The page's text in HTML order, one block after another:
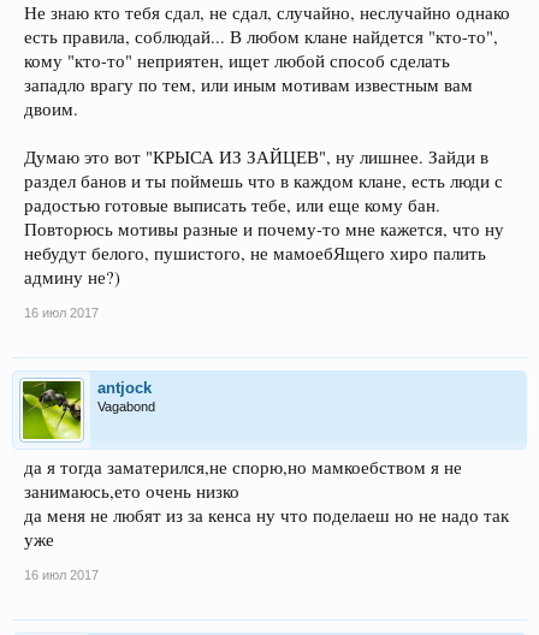
Не знаю кто тебя сдал, не сдал, случайно, неслучайно однако
есть правила, соблюдай... В любом клане найдется "кто-то",
кому "кто-то" неприятен, ищет любой способ сделать
западло врагу по тем, или иным мотивам известным вам
двоим.
Думаю это вот "КРЫСА ИЗ ЗАЙЦЕВ", ну лишнее. Зайди в
раздел банов и ты поймешь что в каждом клане, есть люди с
радостью готовые выписать тебе, или еще кому бан.
Повторюсь мотивы разные и почему-то мне кажется, что ну
небудут белого, пушистого, не мамоебЯщего хиро палить
админу не?)
16 июл 2017
antjock
Vagabond
да я тогда заматерился,не спорю,но мамкоебством я не
занимаюсь,ето очень низко
да меня не любят из за кенса ну что поделаеш но не надо так
уже
16 июл 2017